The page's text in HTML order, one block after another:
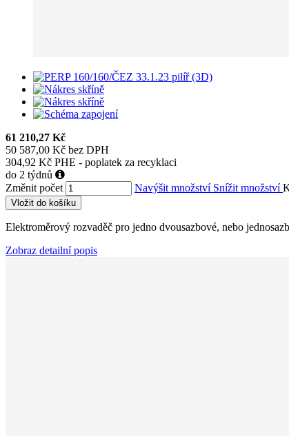
61 210,27 Kč
50 587,00 Kč bez DPH
304,92 Kč PHE - poplatek za recyklaci
do 2 týdnů
Změnit počet
Navýšit množství Snížit množství
Vložit do košíku
Elektroměrový rozvaděč pro jedno dvousazbové, nebo
Zobraz detailní popis